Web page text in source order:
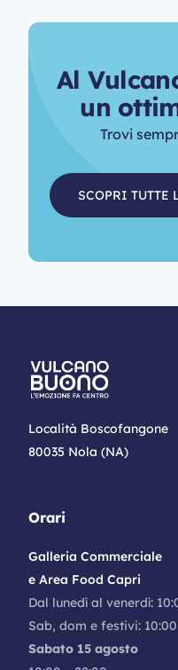
Al Vulcan
un otti
Trovi
SCOPRI TUTTE
Località Boscofangone
80035 Nola (NA)
Orari
Galleria Commerciale
e Area Food Capri
Dal lunedì al venerdì:
Sab, dom e festivi:
Sabato 15 agosto